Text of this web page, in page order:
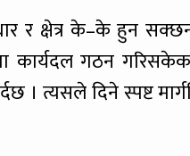
र क्षेत्र के–के हुन
कार्यदल गठन
। त्यसले दिने स्पष्ट